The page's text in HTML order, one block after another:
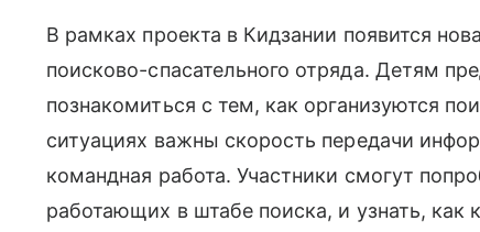
В рамках проекта в Кидзании появится
поисково-спасательного отряда. Детям
познакомиться с тем, как организуются
ситуациях важны скорость передачи
командная работа. Участники смогут
работающих в штабе поиска, и узнать, как